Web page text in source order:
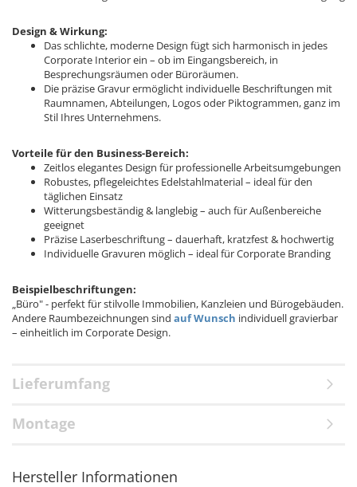
Design & Wirkung:
Das schlichte, moderne Design fügt sich harmonisch in jedes
Corporate Interior ein – ob im Eingangsbereich, in
Besprechungsräumen oder Büroräumen.
Die präzise Gravur ermöglicht individuelle Beschriftungen mit
Raumnamen, Abteilungen, Logos oder Piktogrammen, ganz im
Stil Ihres Unternehmens.
Vorteile für den Business-Bereich:
Zeitlos elegantes Design für professionelle Arbeitsumgebungen
Robustes, pflegeleichtes Edelstahlmaterial – ideal für den
täglichen Einsatz
Witterungsbeständig & langlebig – auch für Außenbereiche
geeignet
Präzise Laserbeschriftung – dauerhaft, kratzfest & hochwertig
Individuelle Gravuren möglich – ideal für Corporate Branding
Beispielbeschriftungen:
„Büro" - perfekt für stilvolle Immobilien, Kanzleien und Bürogebäuden.
Andere Raumbezeichnungen sind auf Wunsch individuell gravierbar
– einheitlich im Corporate Design.
Lieferumfang
Montage
Hersteller Informationen